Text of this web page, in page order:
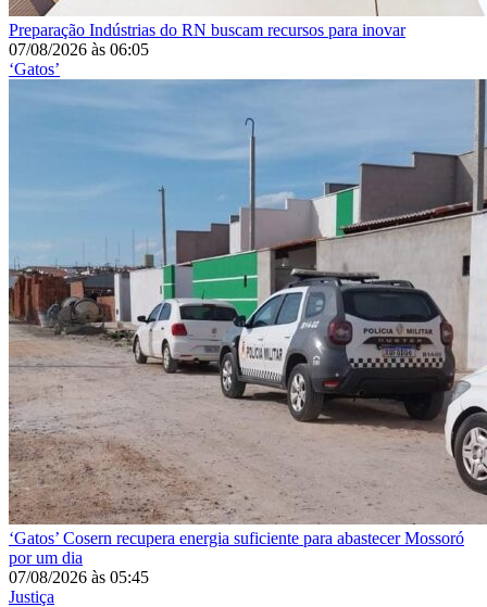
Preparação Indústrias do RN buscam recursos para inovar
07/08/2026 às 06:05
‘Gatos’
‘Gatos’ Cosern recupera energia suficiente para abastecer Mossoró
por um dia
07/08/2026 às 05:45
Justiça